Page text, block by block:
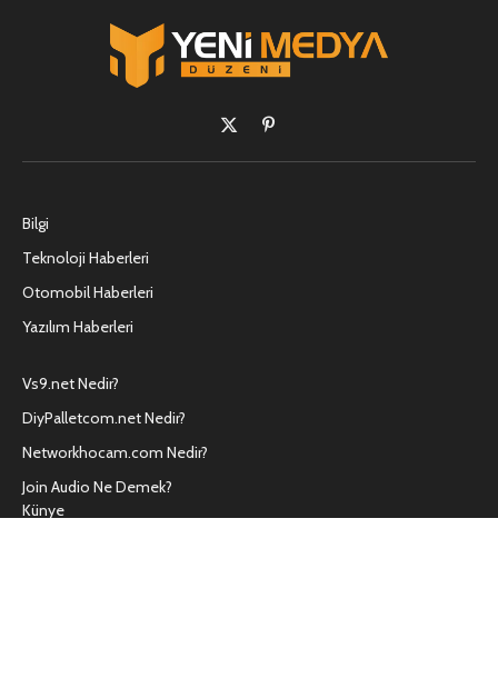
X
(Twitter)
Pinterest'in
Bilgi
Teknoloji Haberleri
Otomobil Haberleri
Yazılım Haberleri
Vs9.net Nedir?
DiyPalletcom.net Nedir?
Networkhocam.com Nedir?
Join Audio Ne Demek?
Künye